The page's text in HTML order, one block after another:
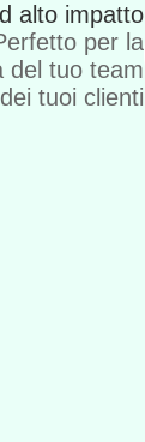
alto impatto
per la
del tuo team
tuoi clienti